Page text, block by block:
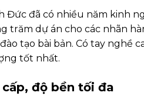
Đức đã có nhiều năm kinh
trăm dự án cho các nhãn
tạo bài bản. Có tay nghề
tốt nhất.
độ bền tối đa